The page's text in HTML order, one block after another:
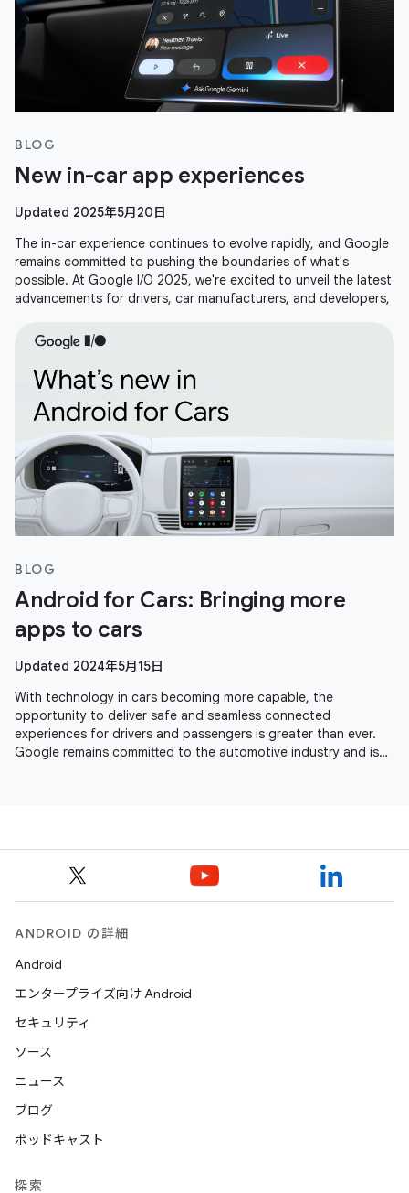
BLOG
New in-car app experiences
Updated 2025年5月20日
The in-car experience continues to evolve rapidly, and Google
remains committed to pushing the boundaries of what's
possible. At Google I/O 2025, we're excited to unveil the latest
advancements for drivers, car manufacturers, and developers,
BLOG
Android for Cars: Bringing more
apps to cars
Updated 2024年5月15日
With technology in cars becoming more capable, the
opportunity to deliver safe and seamless connected
experiences for drivers and passengers is greater than ever.
Google remains committed to the automotive industry and is
ANDROID の詳細
Android
エンタープライズ向け Android
セキュリティ
ソース
ニュース
ブログ
ポッドキャスト
探索